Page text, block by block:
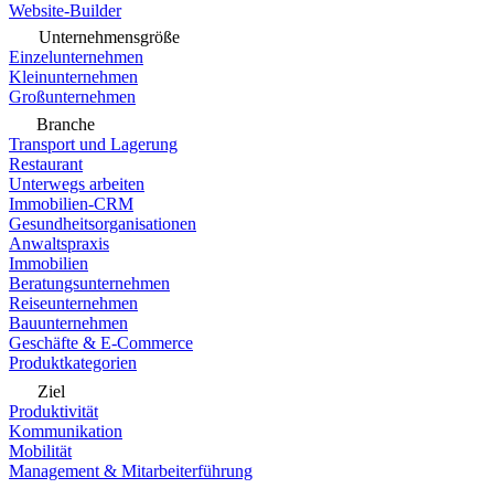
Website-Builder
Unternehmensgröße
Einzelunternehmen
Kleinunternehmen
Großunternehmen
Branche
Transport und Lagerung
Restaurant
Unterwegs arbeiten
Immobilien-CRM
Gesundheitsorganisationen
Anwaltspraxis
Immobilien
Beratungsunternehmen
Reiseunternehmen
Bauunternehmen
Geschäfte & E-Commerce
Produktkategorien
Ziel
Produktivität
Kommunikation
Mobilität
Management & Mitarbeiterführung